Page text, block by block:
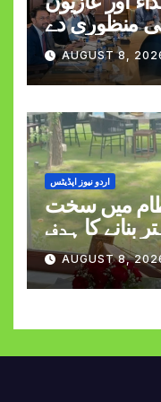
منظوری دے
دیAUGUST 8,
اردو نیوز اپڈیٹس
میں سخت
بنانے کا ہدف
AUGUST 8,